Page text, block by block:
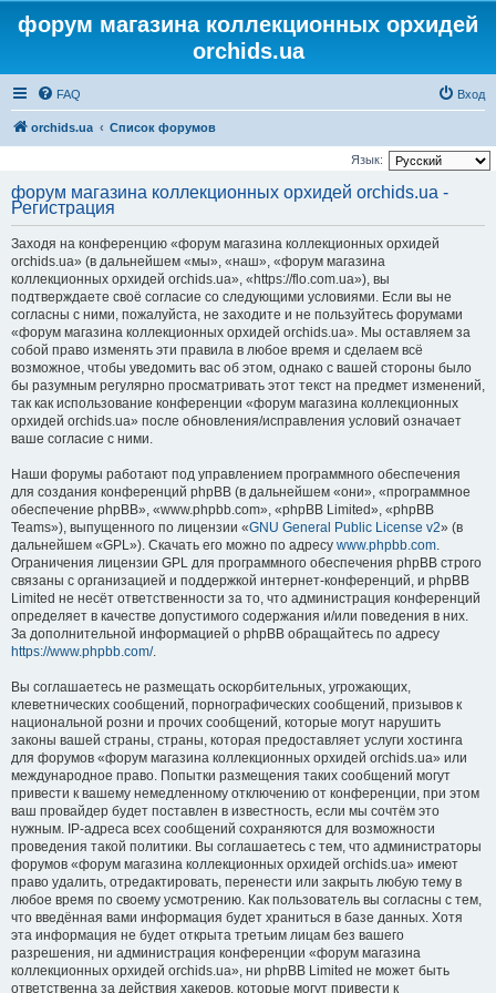
форум магазина коллекционных орхидей
orchids.ua
FAQ Вход
orchids.ua Список форумов
Язык:
форум магазина коллекционных орхидей orchids.ua -
Регистрация
Заходя на конференцию «форум магазина коллекционных орхидей
orchids.ua» (в дальнейшем «мы», «наш», «форум магазина
коллекционных орхидей orchids.ua», «https://flo.com.ua»), вы
подтверждаете своё согласие со следующими условиями. Если вы не
согласны с ними, пожалуйста, не заходите и не пользуйтесь форумами
«форум магазина коллекционных орхидей orchids.ua». Мы оставляем за
собой право изменять эти правила в любое время и сделаем всё
возможное, чтобы уведомить вас об этом, однако с вашей стороны было
бы разумным регулярно просматривать этот текст на предмет изменений,
так как использование конференции «форум магазина коллекционных
орхидей orchids.ua» после обновления/исправления условий означает
ваше согласие с ними.
Наши форумы работают под управлением программного обеспечения
для создания конференций phpBB (в дальнейшем «они», «программное
обеспечение phpBB», «www.phpbb.com», «phpBB Limited», «phpBB
Teams»), выпущенного по лицензии «GNU General Public License v2» (в
дальнейшем «GPL»). Скачать его можно по адресу www.phpbb.com.
Ограничения лицензии GPL для программного обеспечения phpBB строго
связаны с организацией и поддержкой интернет-конференций, и phpBB
Limited не несёт ответственности за то, что администрация конференций
определяет в качестве допустимого содержания и/или поведения в них.
За дополнительной информацией о phpBB обращайтесь по адресу
https://www.phpbb.com/.
Вы соглашаетесь не размещать оскорбительных, угрожающих,
клеветнических сообщений, порнографических сообщений, призывов к
национальной розни и прочих сообщений, которые могут нарушить
законы вашей страны, страны, которая предоставляет услуги хостинга
для форумов «форум магазина коллекционных орхидей orchids.ua» или
международное право. Попытки размещения таких сообщений могут
привести к вашему немедленному отключению от конференции, при этом
ваш провайдер будет поставлен в известность, если мы сочтём это
нужным. IP-адреса всех сообщений сохраняются для возможности
проведения такой политики. Вы соглашаетесь с тем, что администраторы
форумов «форум магазина коллекционных орхидей orchids.ua» имеют
право удалить, отредактировать, перенести или закрыть любую тему в
любое время по своему усмотрению. Как пользователь вы согласны с тем,
что введённая вами информация будет храниться в базе данных. Хотя
эта информация не будет открыта третьим лицам без вашего
разрешения, ни администрация конференции «форум магазина
коллекционных орхидей orchids.ua», ни phpBB Limited не может быть
ответственна за действия хакеров, которые могут привести к